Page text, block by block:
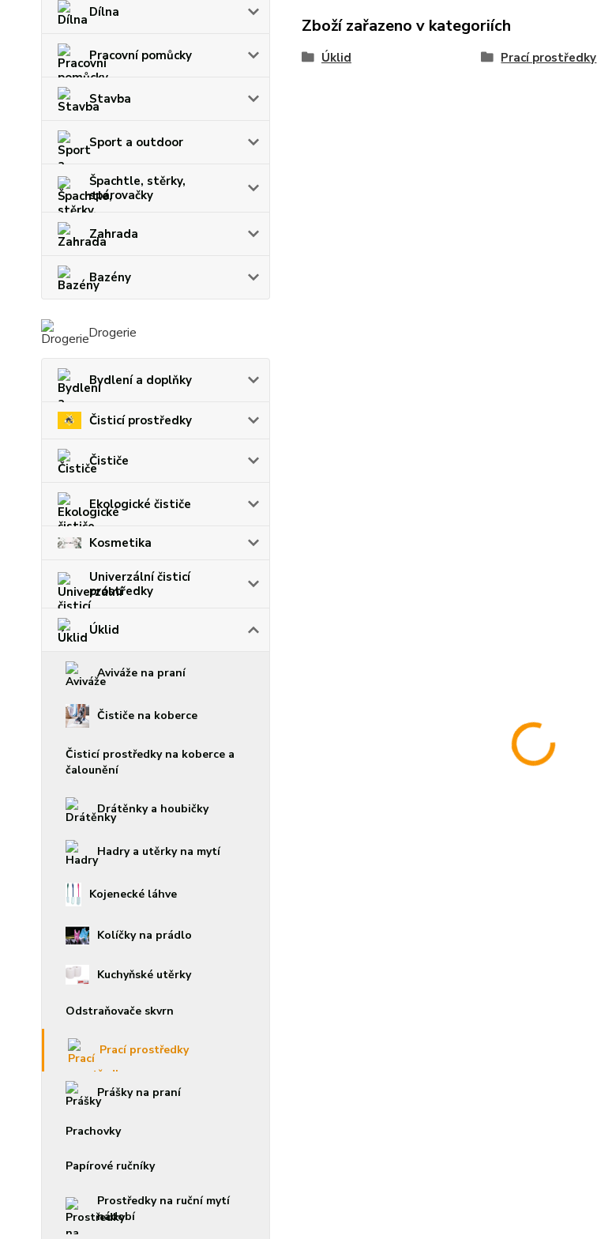
Dílna
Pracovní pomůcky
Stavba
Sport a outdoor
Špachtle, stěrky,
spárovačky
Zahrada
Bazény
Drogerie
Bydlení a doplňky
Čisticí prostředky
Čističe
Ekologické čističe
Kosmetika
Univerzální čisticí
prostředky
Úklid
Aviváže na praní
Čističe na koberce
Čisticí prostředky na koberce a
čalounění
Drátěnky a houbičky
Hadry a utěrky na mytí
Kojenecké láhve
Kolíčky na prádlo
Kuchyňské utěrky
Odstraňovače skvrn
Prací prostředky
Prášky na praní
Prachovky
Papírové ručníky
Prostředky na ruční mytí
nádobí
Zboží zařazeno v kategoriích
Úklid Prací prostředky